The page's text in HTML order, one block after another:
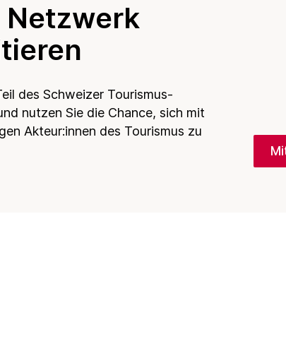
Netzwerk
des Schweizer Tourismus-
nutzen Sie die Chance, sich mit
Akteur:innen des Tourismus zu